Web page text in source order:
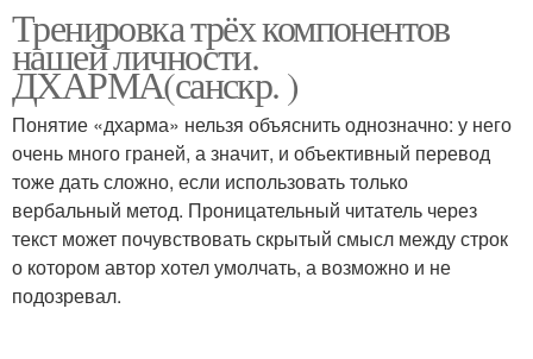
Тренировка трёх компонентов
нашей личности.
ДХАРМА(санскр. )
Понятие «дхарма» нельзя объяснить однозначно: у него
очень много граней, а значит, и объективный перевод
тоже дать сложно, если использовать только
вербальный метод. Проницательный читатель через
текст может почувствовать скрытый смысл между строк
о котором автор хотел умолчать, а возможно и не
подозревал.